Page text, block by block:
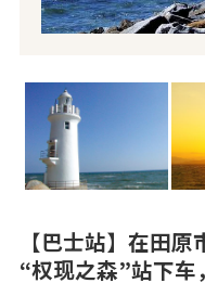
【巴士站】在田
“权现之森”站下